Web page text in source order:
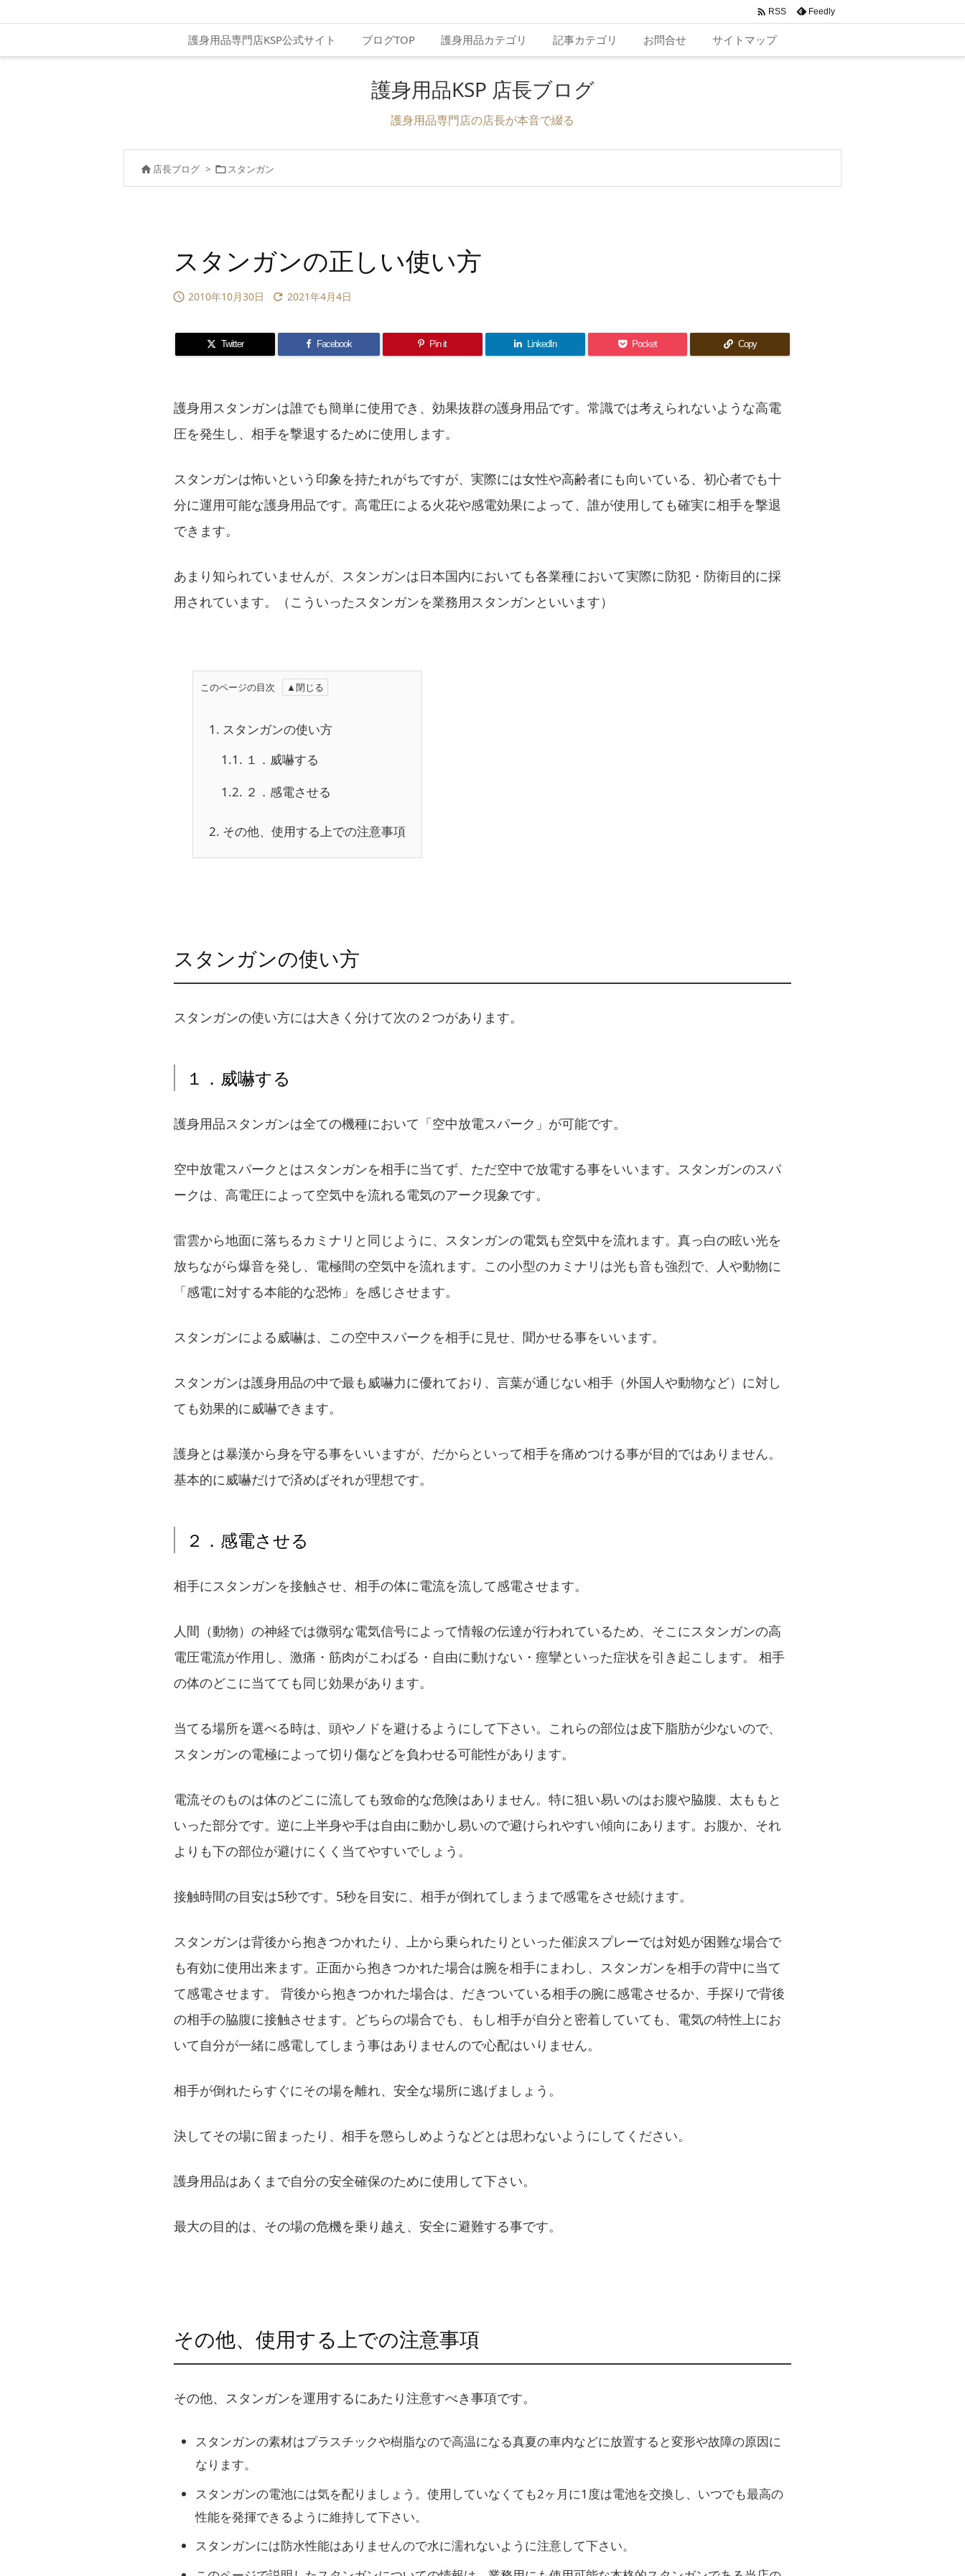
護身用品専門店KSP公式サイト ブログTOP 護身用品カテゴリ 記事カテゴリ お問合せ サイトマップ
 RSS Feedly
護身用品KSP 店長ブログ
護身用品専門店の店長が本音で綴る
 店長ブログ > スタンガン
スタンガンの正しい使い方
 2010年10月30日  2021年4月4日
Twitter Facebook Pin it LinkedIn Pocket Copy
護身用スタンガンは誰でも簡単に使用でき、効果抜群の護身用品です。常識では考えられないような高電
圧を発生し、相手を撃退するために使用します。
スタンガンは怖いという印象を持たれがちですが、実際には女性や高齢者にも向いている、初心者でも十
分に運用可能な護身用品です。高電圧による火花や感電効果によって、誰が使用しても確実に相手を撃退
できます。
あまり知られていませんが、スタンガンは日本国内においても各業種において実際に防犯・防衛目的に採
用されています。（こういったスタンガンを業務用スタンガンといいます）
このページの目次
1. スタンガンの使い方
1.1. １．威嚇する
1.2. ２．感電させる
2. その他、使用する上での注意事項
スタンガンの使い方
スタンガンの使い方には大きく分けて次の２つがあります。
１．威嚇する
護身用品スタンガンは全ての機種において「空中放電スパーク」が可能です。
空中放電スパークとはスタンガンを相手に当てず、ただ空中で放電する事をいいます。スタンガンのスパ
ークは、高電圧によって空気中を流れる電気のアーク現象です。
雷雲から地面に落ちるカミナリと同じように、スタンガンの電気も空気中を流れます。真っ白の眩い光を
放ちながら爆音を発し、電極間の空気中を流れます。この小型のカミナリは光も音も強烈で、人や動物に
「感電に対する本能的な恐怖」を感じさせます。
スタンガンによる威嚇は、この空中スパークを相手に見せ、聞かせる事をいいます。
スタンガンは護身用品の中で最も威嚇力に優れており、言葉が通じない相手（外国人や動物など）に対し
ても効果的に威嚇できます。
護身とは暴漢から身を守る事をいいますが、だからといって相手を痛めつける事が目的ではありません。
基本的に威嚇だけで済めばそれが理想です。
２．感電させる
相手にスタンガンを接触させ、相手の体に電流を流して感電させます。
人間（動物）の神経では微弱な電気信号によって情報の伝達が行われているため、そこにスタンガンの高
電圧電流が作用し、激痛・筋肉がこわばる・自由に動けない・痙攣といった症状を引き起こします。 相手
の体のどこに当てても同じ効果があります。
当てる場所を選べる時は、頭やノドを避けるようにして下さい。これらの部位は皮下脂肪が少ないので、
スタンガンの電極によって切り傷などを負わせる可能性があります。
電流そのものは体のどこに流しても致命的な危険はありません。特に狙い易いのはお腹や脇腹、太ももと
いった部分です。逆に上半身や手は自由に動かし易いので避けられやすい傾向にあります。お腹か、それ
よりも下の部位が避けにくく当てやすいでしょう。
接触時間の目安は5秒です。5秒を目安に、相手が倒れてしまうまで感電をさせ続けます。
スタンガンは背後から抱きつかれたり、上から乗られたりといった催涙スプレーでは対処が困難な場合で
も有効に使用出来ます。正面から抱きつかれた場合は腕を相手にまわし、スタンガンを相手の背中に当て
て感電させます。 背後から抱きつかれた場合は、だきついている相手の腕に感電させるか、手探りで背後
の相手の脇腹に接触させます。どちらの場合でも、もし相手が自分と密着していても、電気の特性上にお
いて自分が一緒に感電してしまう事はありませんので心配はいりません。
相手が倒れたらすぐにその場を離れ、安全な場所に逃げましょう。
決してその場に留まったり、相手を懲らしめようなどとは思わないようにしてください。
護身用品はあくまで自分の安全確保のために使用して下さい。
最大の目的は、その場の危機を乗り越え、安全に避難する事です。
その他、使用する上での注意事項
その他、スタンガンを運用するにあたり注意すべき事項です。
スタンガンの素材はプラスチックや樹脂なので高温になる真夏の車内などに放置すると変形や故障の原因に
なります。
スタンガンの電池には気を配りましょう。使用していなくても2ヶ月に1度は電池を交換し、いつでも最高の
性能を発揮できるように維持して下さい。
スタンガンには防水性能はありませんので水に濡れないように注意して下さい。